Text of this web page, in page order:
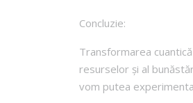
Concluzie:
Transformarea
resurselor și al
vom putea